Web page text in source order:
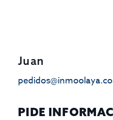
Juan
PIDE